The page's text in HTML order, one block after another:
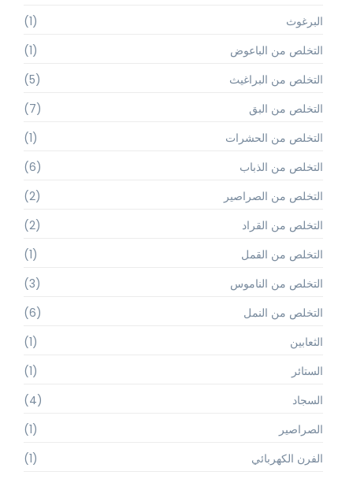
البرغوث
(1)
التخلص من الباعوض
(1)
التخلص من البراغيث
(5)
التخلص من البق
(7)
التخلص من الحشرات
(1)
التخلص من الذباب
(6)
التخلص من الصراصير
(2)
التخلص من القراد
(2)
التخلص من القمل
(1)
التخلص من الناموس
(3)
التخلص من النمل
(6)
الثعابين
(1)
الستائر
(1)
السجاد
(4)
الصراصير
(1)
الفرن الكهربائي
(1)